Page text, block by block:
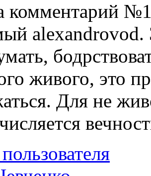
комментарий
alexandrovod.
живого, это
Для не